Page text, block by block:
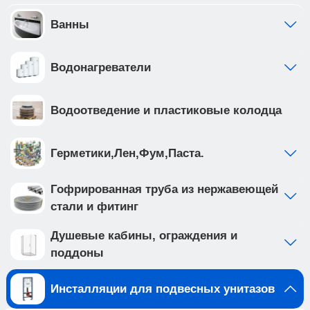
фильтр грубой очистки предустановлен с
завода • ножки рамы регулируются в диапазоне
высокопрочной стали с антикоррозийным
долговечность
Создайте идеальную ванную комнату с
подвесной унитаз BILBAO ALTO (арт.
IB.BLA.231.1B1) и клавишу смыва INOX-O цвета
золото матовое, нержавеющая сталь (арт.
IB.B081.005.003 ). Подвесной унитаз с
белого фарфора, и имеет такие особенности
как: • отсутствие ободка не мешает потоку воды
и не дает места для скопления грязи и бактерий
• чаша с технологией антивсплеск
минимизирует возможность брызг и
Ванны
Водонагреватели
Водоотведение и пластиковые колодца
Герметики,Лен,Фум,Паста.
Гофрированная труба из нержавеющей
стали и фитинг
Душевые кабины, ограждения и
поддоны
Инсталляции для подвесных унитазов